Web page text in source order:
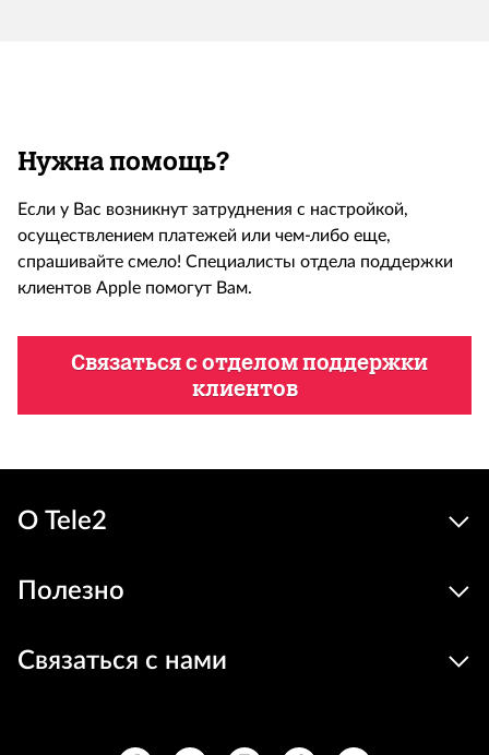
Нужна помощь?
Если у Вас возникнут затруднения с настройкой,
осуществлением платежей или чем-либо еще,
спрашивайте смело! Специалисты отдела поддержки
клиентов Apple помогут Вам.
Связаться с отделом поддержки
клиентов
О Tele2
Полезно
Связаться с нами